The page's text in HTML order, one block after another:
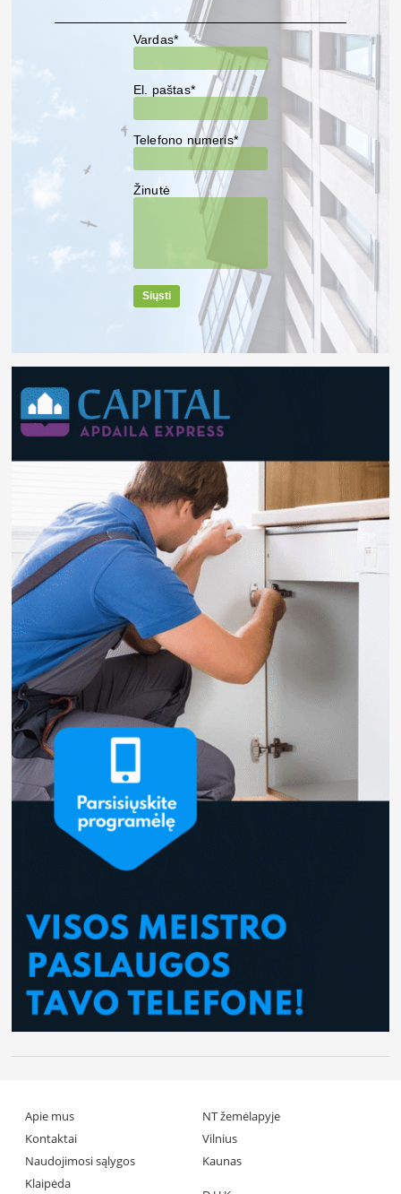
Vardas*
El. paštas*
Telefono numeris*
Žinutė
Siųsti
Apie mus
Kontaktai
Naudojimosi sąlygos
NT žemėlapyje
Vilnius
Kaunas
Klaipėda